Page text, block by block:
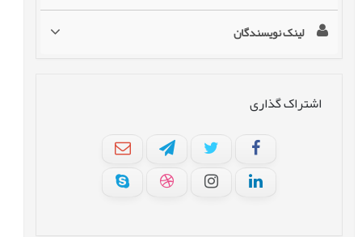
لینک نویسندگان
اشتراک گذاری